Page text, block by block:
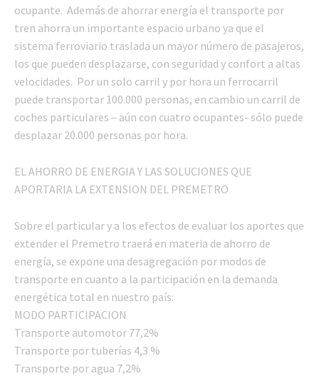
ocupante. Además de ahorrar energía el transporte por
tren ahorra un importante espacio urbano ya que el
sistema ferroviario traslada un mayor número de pasajeros,
los que pueden desplazarse, con seguridad y confort a altas
velocidades. Por un solo carril y por hora un ferrocarril
puede transportar 100.000 personas, en cambio un carril de
coches particulares – aún con cuatro ocupantes- sólo puede
desplazar 20.000 personas por hora.
EL AHORRO DE ENERGIA Y LAS SOLUCIONES QUE
APORTARIA LA EXTENSION DEL PREMETRO
Sobre el particular y a los efectos de evaluar los aportes que
extender el Premetro traerá en materia de ahorro de
energía, se expone una desagregación por modos de
transporte en cuanto a la participación en la demanda
energética total en nuestro país:
MODO PARTICIPACION
Transporte automotor 77,2%
Transporte por tuberías 4,3 %
Transporte por agua 7,2%